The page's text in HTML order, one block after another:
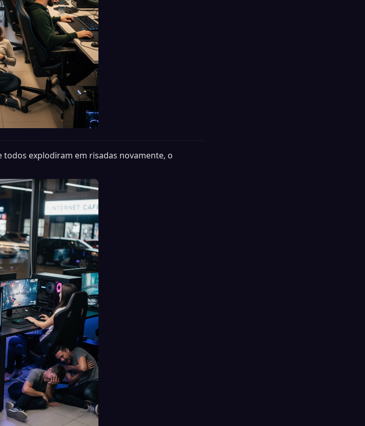
todos explodiram em risadas novamente, o